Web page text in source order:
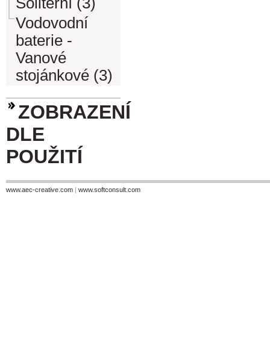
Vodovodní
baterie -
Vanové
stojánkové (3)
ZOBRAZENÍ
DLE
POUŽITÍ
www.aec-creative.com | www.softconsult.com